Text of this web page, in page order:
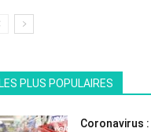
LES PLUS POPULAIRES
Coronavirus